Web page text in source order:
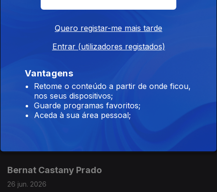
Fernanda Abreu
Fernando Alvim recebe a cantora brasileira apelidada de "Mãe
Flávia dos Santos
29 jun. 2026
Bernat Castany Prado
26 jun. 2026
Quero registar-me mais tarde
Entrar (utilizadores registados)
Vantagens
Retome o conteúdo a partir de onde ficou,
nos seus dispositivos;
Guarde programas favoritos;
Aceda à sua área pessoal;